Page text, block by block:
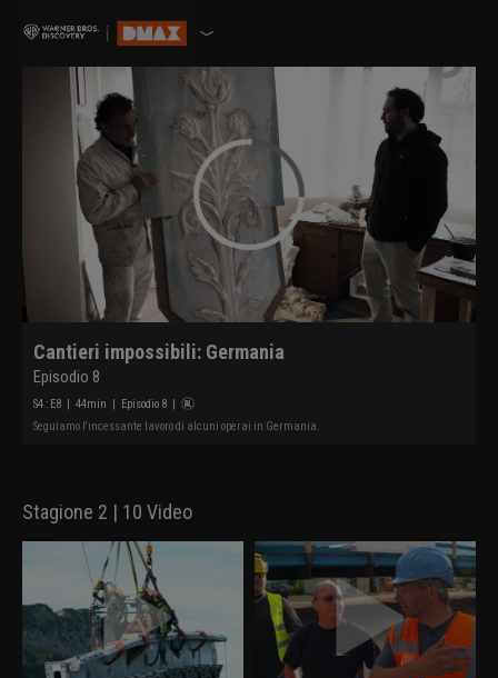
Cantieri impossibili: Germania
Episodio 8
S4 : E8 | 44min | Episodio 8 |
Seguiamo l'incessante lavoro di alcuni operai in Germania.
Stagione 2 | 10 Video